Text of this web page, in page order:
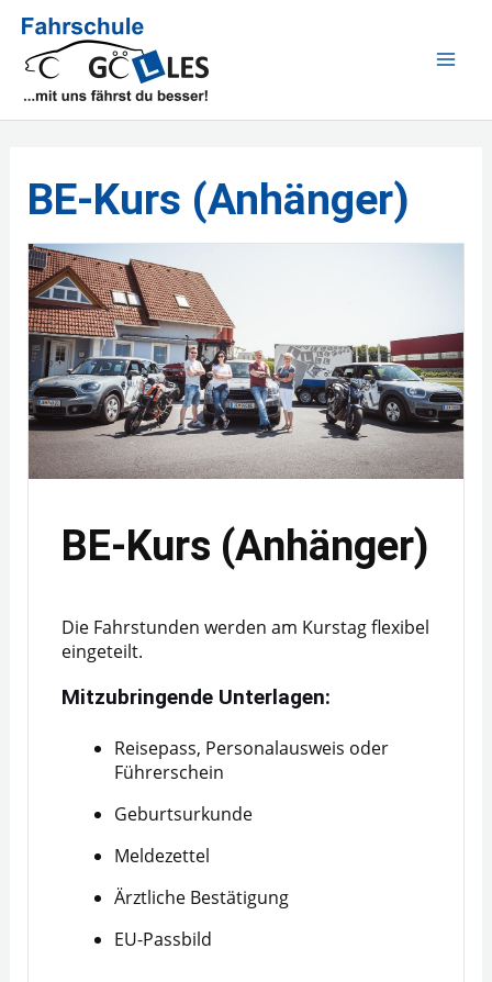
Zum
Inhalt
springen
BE-Kurs (Anhänger)
BE-Kurs (Anhänger)
Die Fahrstunden werden am Kurstag flexibel
eingeteilt.
Mitzubringende Unterlagen:
Reisepass, Personalausweis oder
Führerschein
Geburtsurkunde
Meldezettel
Ärztliche Bestätigung
EU-Passbild